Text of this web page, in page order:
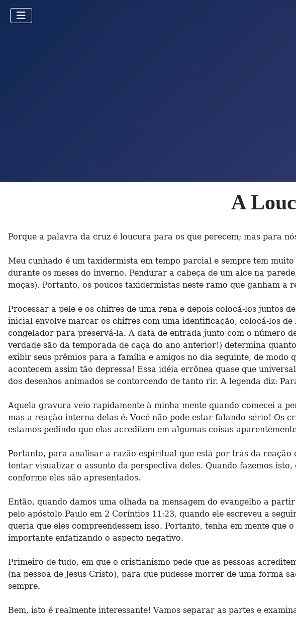
A
Porque a palavra da cruz é loucura para os que perecem; mas para
Meu cunhado é um taxidermista em tempo parcial e sempre tem
durante os meses do inverno. Pendurar a cabeça de um alce na
moças). Portanto, os poucos taxidermistas neste ramo que ganham
Processar a pele e os chifres de uma rena e depois colocá-los juntos
inicial envolve marcar os chifres com uma identificação, colocá-los
congelador para preservá-la. A data de entrada junto com o número
verdade são da temporada de caça do ano anterior!) determina
exibir seus prêmios para a família e amigos no dia seguinte, de modo
acontecem assim tão depressa! Essa idéia errônea quase que
dos desenhos animados se contorcendo de tanto rir. A legenda diz:
Aquela gravura veio rapidamente à minha mente quando comecei a
mas a reação interna delas é: Você não pode estar falando sério! Os
estamos pedindo que elas acreditem em algumas coisas
Portanto, para analisar a razão espiritual que está por trás da reação
tentar visualizar o assunto da perspectiva deles. Quando fazemos
conforme eles são apresentados.
Então, quando damos uma olhada na mensagem do evangelho a
pelo apóstolo Paulo em 2 Coríntios 11:23, quando ele escreveu a
queria que eles compreendessem isso. Portanto, tenha em mente
importante enfatizando o aspecto negativo.
Primeiro de tudo, em que o cristianismo pede que as pessoas
(na pessoa de Jesus Cristo), para que pudesse morrer de uma
sempre.
Bem, isto é realmente interessante! Vamos separar as partes e